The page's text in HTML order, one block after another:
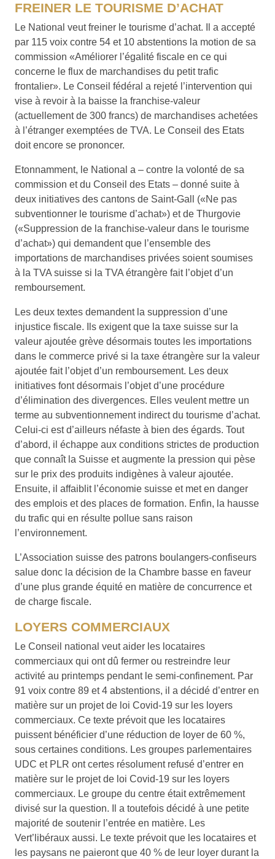
FREINER LE TOURISME D’ACHAT
Le National veut freiner le tourisme d’achat. Il a accepté
par 115 voix contre 54 et 10 abstentions la motion de sa
commission «Améliorer l’égalité fiscale en ce qui
concerne le flux de marchandises du petit trafic
frontalier». Le Conseil fédéral a rejeté l’intervention qui
vise à revoir à la baisse la franchise-valeur
(actuellement de 300 francs) de marchandises achetées
à l’étranger exemptées de TVA. Le Conseil des Etats
doit encore se prononcer.
Etonnamment, le National a – contre la volonté de sa
commission et du Conseil des Etats – donné suite à
deux initiatives des cantons de Saint-Gall («Ne pas
subventionner le tourisme d’achat») et de Thurgovie
(«Suppression de la franchise-valeur dans le tourisme
d’achat») qui demandent que l’ensemble des
importations de marchandises privées soient soumises
à la TVA suisse si la TVA étrangère fait l’objet d’un
remboursement.
Les deux textes demandent la suppression d’une
injustice fiscale. Ils exigent que la taxe suisse sur la
valeur ajoutée grève désormais toutes les importations
dans le commerce privé si la taxe étrangère sur la valeur
ajoutée fait l’objet d’un remboursement. Les deux
initiatives font désormais l’objet d’une procédure
d’élimination des divergences. Elles veulent mettre un
terme au subventionnement indirect du tourisme d’achat.
Celui-ci est d’ailleurs néfaste à bien des égards. Tout
d’abord, il échappe aux conditions strictes de production
que connaît la Suisse et augmente la pression qui pèse
sur le prix des produits indigènes à valeur ajoutée.
Ensuite, il affaiblit l’économie suisse et met en danger
des emplois et des places de formation. Enfin, la hausse
du trafic qui en résulte pollue sans raison
l’environnement.
L’Association suisse des patrons boulangers-confiseurs
salue donc la décision de la Chambre basse en faveur
d’une plus grande équité en matière de concurrence et
de charge fiscale.
LOYERS COMMERCIAUX
Le Conseil national veut aider les locataires
commerciaux qui ont dû fermer ou restreindre leur
activité au printemps pendant le semi-confinement. Par
91 voix contre 89 et 4 abstentions, il a décidé d’entrer en
matière sur un projet de loi Covid-19 sur les loyers
commerciaux. Ce texte prévoit que les locataires
puissent bénéficier d’une réduction de loyer de 60 %,
sous certaines conditions. Les groupes parlementaires
UDC et PLR ont certes résolument refusé d’entrer en
matière sur le projet de loi Covid-19 sur les loyers
commerciaux. Le groupe du centre était extrêmement
divisé sur la question. Il a toutefois décidé à une petite
majorité de soutenir l’entrée en matière. Les
Vert’libéraux aussi. Le texte prévoit que les locataires et
les paysans ne paieront que 40 % de leur loyer durant la